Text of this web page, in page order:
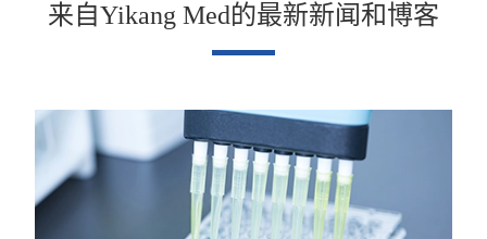
来自Yikang Med的最新新闻和博客